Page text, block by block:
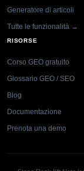
Generatore di articoli
Tutte le funzionalità →
RISORSE
Corso GEO gratuito
Glossario GEO / SEO
Blog
Documentazione
Prenota una demo